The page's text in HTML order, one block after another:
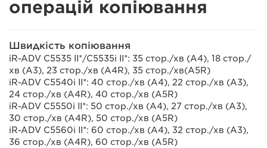
операцій копіювання
Швидкість копіювання
iR-ADV C5535 II*/C5535i II*: 35 стор./хв (A4), 18 стор./
хв (A3), 23 стор./хв (A4R), 35 стор./хв(A5R)
iR-ADV C5540i II*: 40 стор./хв (A4), 22 стор./хв (A3),
24 стор./хв (A4R), 40 стор./хв (A5R)
iR-ADV C5550i II*: 50 стор./хв (A4), 27 стор./хв (A3),
30 стор./хв (A4R), 50 стор./хв (A5R)
iR-ADV C5560i II*: 60 стор./хв (A4), 32 стор./хв (A3),
36 стор./хв (A4R), 60 стор./хв (A5R)